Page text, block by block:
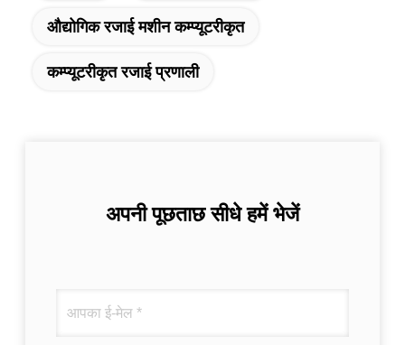
औद्योगिक रजाई मशीन कम्प्यूटरीकृत
कम्प्यूटरीकृत रजाई प्रणाली
अपनी पूछताछ सीधे हमें भेजें